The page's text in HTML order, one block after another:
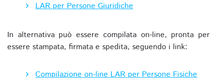
LAR per Persone Giuridiche
In alternativa può essere compilata on-line, pronta per
essere stampata, firmata e spedita, seguendo i link:
Compilazione on-line LAR per Persone Fisiche